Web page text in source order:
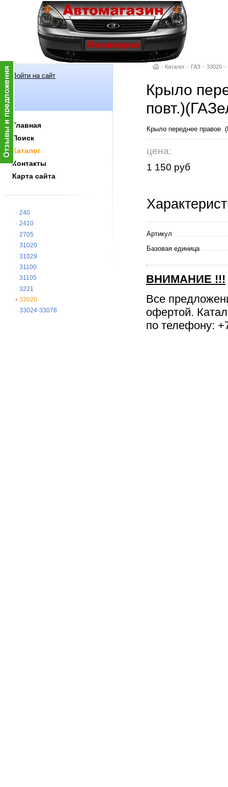
Войти на сайт
Главная
Поиск
Каталог
Контакты
Карта сайта
240
2410
2705
31020
31029
31100
31105
3221
33020
33024-33078
– Каталог – ГАЗ – 33020 –
Крыло
Крыло переднее правое
цена:
1 150 руб
Артикул
Базовая единица
ВНИМАНИЕ !!!
Все
офертой.
по телефону: